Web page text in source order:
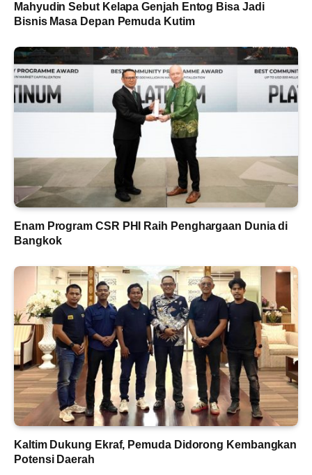
Mahyudin Sebut Kelapa Genjah Entog Bisa Jadi
Bisnis Masa Depan Pemuda Kutim
Enam Program CSR PHI Raih Penghargaan Dunia di
Bangkok
Kaltim Dukung Ekraf, Pemuda Didorong Kembangkan
Potensi Daerah